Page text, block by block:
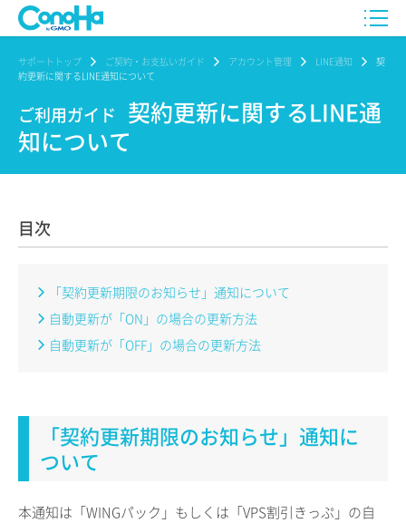
サポートトップ ご契約・お支払いガイド アカウント管理 LINE通知
契
約更新に関するLINE通知について
ご利用ガイド 契約更新に関するLINE通
知について
目次
「契約更新期限のお知らせ」通知について
自動更新が「ON」の場合の更新方法
自動更新が「OFF」の場合の更新方法
「契約更新期限のお知らせ」通知に
ついて
本通知は「WINGパック」もしくは「VPS割引きっぷ」の自